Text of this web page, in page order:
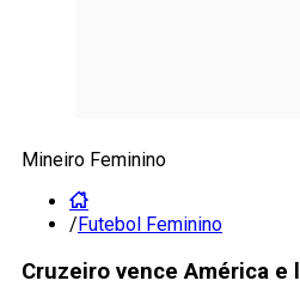
Mineiro Feminino
/Futebol Feminino
Cruzeiro vence América